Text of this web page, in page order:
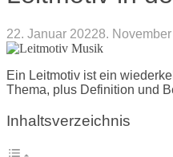
22. Januar 20228.
Ein Leitmotiv ist ein
Thema, plus Definition und
Inhaltsverzeichnis